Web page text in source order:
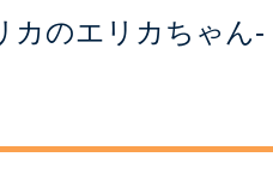
カのエリカちゃん-